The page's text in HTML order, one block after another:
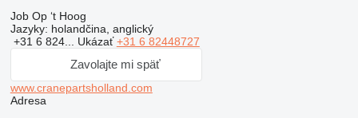
Job Op ‘t Hoog
Jazyky: holandčina, anglický
+31 6 824... Ukázať+31 6 82448727
Zavolajte mi späť
www.cranepartsholland.com
Adresa